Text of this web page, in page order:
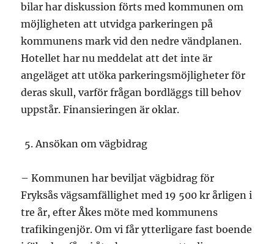
bilar har diskussion förts med kommunen om
möjligheten att utvidga parkeringen på
kommunens mark vid den nedre vändplanen.
Hotellet har nu meddelat att det inte är
angeläget att utöka parkeringsmöjligheter för
deras skull, varför frågan bordläggs till behov
uppstår. Finansieringen är oklar.
Ansökan om vägbidrag
– Kommunen har beviljat vägbidrag för
Fryksås vägsamfällighet med 19 500 kr årligen i
tre år, efter Åkes möte med kommunens
trafikingenjör. Om vi får ytterligare fast boende